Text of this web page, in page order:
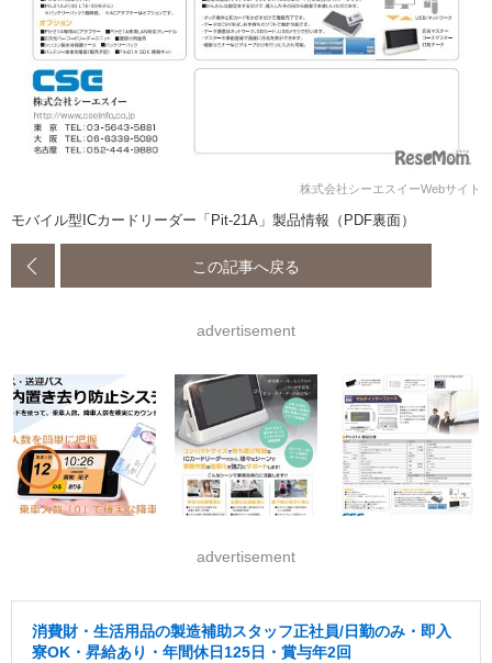
株式会社シーエスイーWebサイト
モバイル型ICカードリーダー「Pit-21A」製品情報（PDF裏面）
この記事へ戻る
advertisement
advertisement
消費財・生活用品の製造補助スタッフ正社員/日勤のみ・即入
寮OK・昇給あり・年間休日125日・賞与年2回